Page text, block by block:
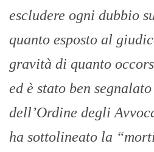
escludere ogni dubbio
quanto esposto al
gravità di quanto
ed è stato ben
dell’Ordine degli
ha sottolineato la